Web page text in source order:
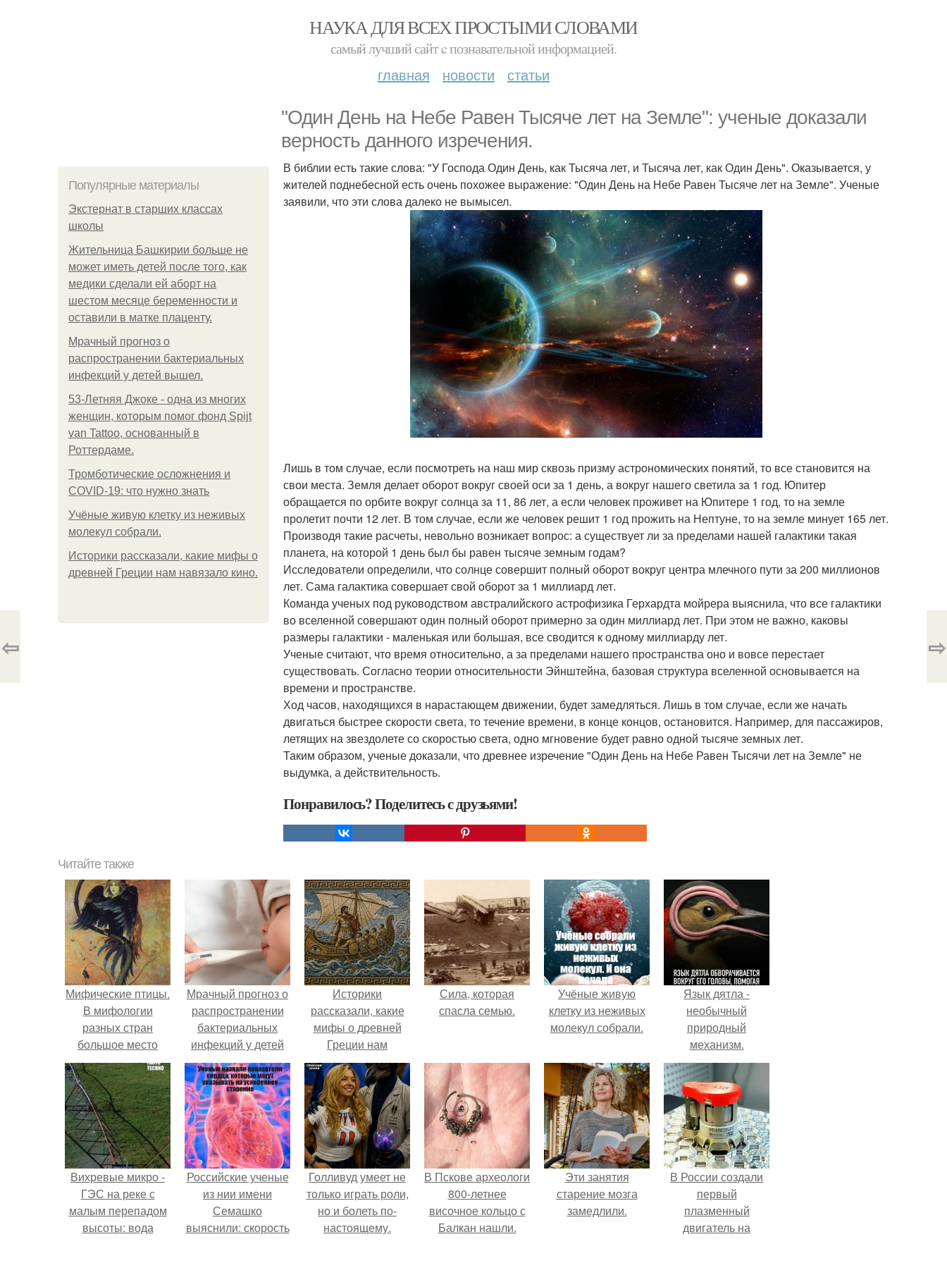
НАУКА ДЛЯ ВСЕХ ПРОСТЫМИ СЛОВАМИ
самый лучший сайт c познавательной информацией.
главная новости статьи
"Один День на Небе Равен Тысяче лет на Земле": ученые доказали
верность данного изречения.
Популярные материалы
Экстернат в старших классах
школы
Жительница Башкирии больше не
может иметь детей после того, как
медики сделали ей аборт на
шестом месяце беременности и
оставили в матке плаценту.
Мрачный прогноз о
распространении бактериальных
инфекций у детей вышел.
53-Летняя Джоке - одна из многих
женщин, которым помог фонд Spijt
van Tattoo, основанный в
Роттердаме.
Тромботические осложнения и
COVID-19: что нужно знать
Учёные живую клетку из неживых
молекул собрали.
Историки рассказали, какие мифы о
древней Греции нам навязало кино.
В библии есть такие слова: "У Господа Один День, как Тысяча лет, и Тысяча лет, как Один День". Оказывается, у
жителей поднебесной есть очень похожее выражение: "Один День на Небе Равен Тысяче лет на Земле". Ученые
заявили, что эти слова далеко не вымысел.
Лишь в том случае, если посмотреть на наш мир сквозь призму астрономических понятий, то все становится на
свои места. Земля делает оборот вокруг своей оси за 1 день, а вокруг нашего светила за 1 год. Юпитер
обращается по орбите вокруг солнца за 11, 86 лет, а если человек проживет на Юпитере 1 год, то на земле
пролетит почти 12 лет. В том случае, если же человек решит 1 год прожить на Нептуне, то на земле минует 165 лет.
Производя такие расчеты, невольно возникает вопрос: а существует ли за пределами нашей галактики такая
планета, на которой 1 день был бы равен тысяче земным годам?
Исследователи определили, что солнце совершит полный оборот вокруг центра млечного пути за 200 миллионов
лет. Сама галактика совершает свой оборот за 1 миллиард лет.
Команда ученых под руководством австралийского астрофизика Герхардта мойрера выяснила, что все галактики
во вселенной совершают один полный оборот примерно за один миллиард лет. При этом не важно, каковы
размеры галактики - маленькая или большая, все сводится к одному миллиарду лет.
Ученые считают, что время относительно, а за пределами нашего пространства оно и вовсе перестает
существовать. Согласно теории относительности Эйнштейна, базовая структура вселенной основывается на
времени и пространстве.
Ход часов, находящихся в нарастающем движении, будет замедляться. Лишь в том случае, если же начать
двигаться быстрее скорости света, то течение времени, в конце концов, остановится. Например, для пассажиров,
летящих на звездолете со скоростью света, одно мгновение будет равно одной тысяче земных лет.
Таким образом, ученые доказали, что древнее изречение "Один День на Небе Равен Тысячи лет на Земле" не
выдумка, а действительность.
Понравилось? Поделитесь с друзьями!
⇦ ⇨
Читайте также
Мифические птицы.
В мифологии
разных стран
большое место
занимают образы
птиц.
Мрачный прогноз о
распространении
бактериальных
инфекций у детей
вышел.
Историки
рассказали, какие
мифы о древней
Греции нам
навязало кино.
Сила, которая
спасла семью.
Учёные живую
клетку из неживых
молекул собрали.
Язык дятла -
необычный
природный
механизм.
Вихревые микро -
ГЭС на реке с
малым перепадом
высоты: вода
Российские ученые
из нии имени
Семашко
выяснили: скорость
Голливуд умеет не
только играть роли,
но и болеть по-
настоящему.
В Пскове археологи
800-летнее
височное кольцо с
Балкан нашли.
Эти занятия
старение мозга
замедлили.
В России создали
первый
плазменный
двигатель на